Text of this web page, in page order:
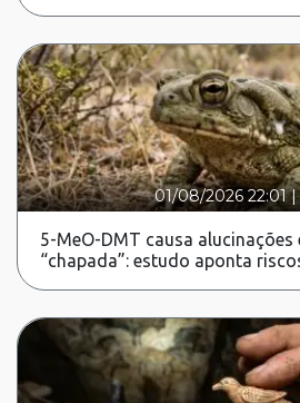
01/08/2026 22:01|
5-MeO-DMT causa
“chapada”: estudo aponta